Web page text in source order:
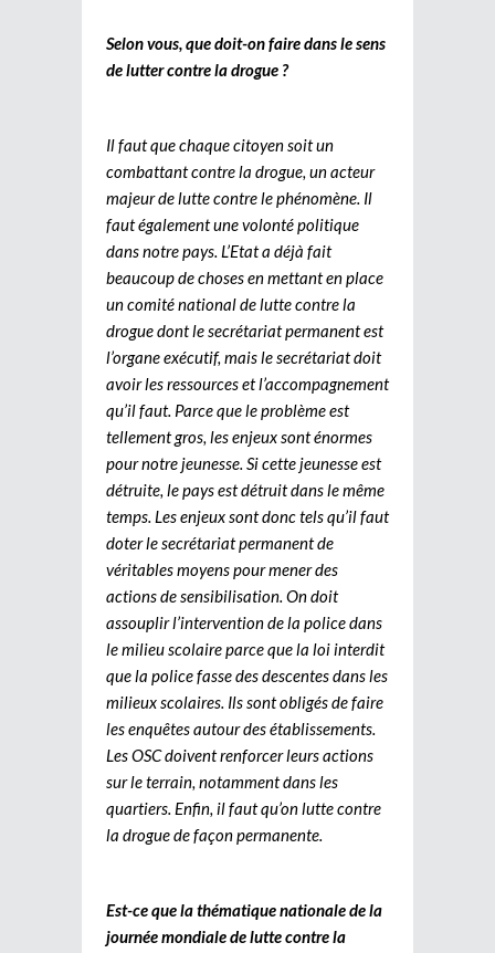
Selon vous, que doit-on faire dans le sens
de lutter contre la drogue ?
Il faut que chaque citoyen soit un
combattant contre la drogue, un acteur
majeur de lutte contre le phénomène. Il
faut également une volonté politique
dans notre pays. L’Etat a déjà fait
beaucoup de choses en mettant en place
un comité national de lutte contre la
drogue dont le secrétariat permanent est
l’organe exécutif, mais le secrétariat doit
avoir les ressources et l’accompagnement
qu’il faut. Parce que le problème est
tellement gros, les enjeux sont énormes
pour notre jeunesse. Si cette jeunesse est
détruite, le pays est détruit dans le même
temps. Les enjeux sont donc tels qu’il faut
doter le secrétariat permanent de
véritables moyens pour mener des
actions de sensibilisation. On doit
assouplir l’intervention de la police dans
le milieu scolaire parce que la loi interdit
que la police fasse des descentes dans les
milieux scolaires. Ils sont obligés de faire
les enquêtes autour des établissements.
Les OSC doivent renforcer leurs actions
sur le terrain, notamment dans les
quartiers. Enfin, il faut qu’on lutte contre
la drogue de façon permanente.
Est-ce que la thématique nationale de la
journée mondiale de lutte contre la